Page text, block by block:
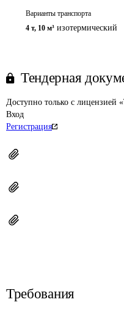
Варианты транспорта
4 т, 10 м³ изотермический
Тендерная
Доступно только с лицензией
Вход
Регистрация
Требования